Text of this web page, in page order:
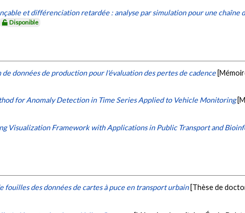
et différenciation retardée : analyse par simulation pour une
Disponible
données de production pour l'évaluation des pertes de cadence
for Anomaly Detection in Time Series Applied to Vehicle Monitoring
Visualization Framework with Applications in Public Transport and
fouilles des données de cartes à puce en transport urbain [Thèse de